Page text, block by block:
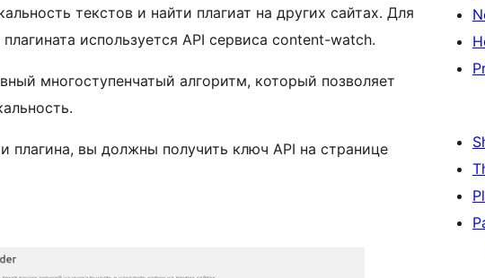
текстов и найти плагиат на других сайтах. Для
используется API сервиса content-watch.
многоступенчатый алгоритм, который позволяет
плагина, вы должны получить ключ API на странице